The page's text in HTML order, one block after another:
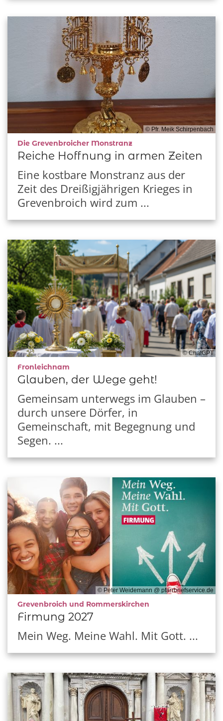
© Pfr. Meik Schirpenbach
Die Grevenbroicher Monstranz:
Reiche Hoffnung in armen Zeiten
Eine kostbare Monstranz aus der
Zeit des Dreißigjährigen Krieges in
Grevenbroich wird zum ...
© ChatGPT
Fronleichnam
Glauben, der Wege geht!
Gemeinsam unterwegs im Glauben –
durch unsere Dörfer, in
Gemeinschaft, mit Begegnung und
Segen. ...
© Peter Weidemann @ pfarrbriefservice.de
Grevenbroich und Rommerskirchen
Firmung 2027
Mein Weg. Meine Wahl. Mit Gott. ...